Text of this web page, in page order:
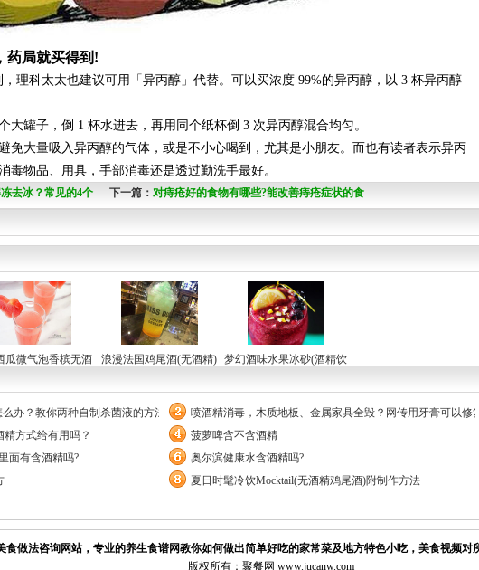
药局就买得到!
理科太太也建议可用「异丙醇」代替。可以买浓度 99%的异丙醇，以 3 杯异丙醇
大罐子，倒 1 杯水进去，再用同个纸杯倒 3 次异丙醇混合均匀。
免大量吸入异丙醇的气体，或是不小心喝到，尤其是小朋友。而也有读者表示异丙
毒物品、用具，手部消毒还是透过勤洗手最好。
去冰？常见的4个
下一篇： 对痔疮好的食物有哪些?能改善痔疮症状的食
瓜微气泡香槟无酒
浪漫法国鸡尾酒(无酒精) 梦幻酒味水果冰砂(酒精饮
办？教你两种自制杀菌液的方法
喷酒精消毒，木质地板、金属家具全毁？网传用牙膏可以修复
方式给有用吗？
菠萝啤含不含酒精
面有含酒精吗?
奥尔滨健康水含酒精吗?
夏日时髦冷饮Mocktail(无酒精鸡尾酒)附制作方法
食做法咨询网站，专业的养生食谱网教你如何做出简单好吃的家常菜及地方特色小吃，美食视频对
版权所有：聚餐网 www.jucanw.com